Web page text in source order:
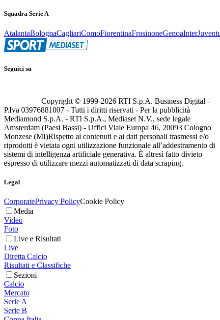
Squadra Serie A
AtalantaBolognaCagliariComoFiorentinaFrosinoneGenoaInter
Seguici su
Copyright © 1999-2026 RTI S.p.A. Business Digital -
P.Iva 03976881007 - Tutti i diritti riservati - Per la pubblicità
Mediamond S.p.A. - RTI S.p.A., Mediaset N.V., sede legale
Amsterdam (Paesi Bassi) - Uffici Viale Europa 46, 20093 Cologno
Monzese (MI)Rispetto ai contenuti e ai dati personali trasmessi e/o
riprodotti è vietata ogni utilizzazione funzionale all’addestramento di
sistemi di intelligenza artificiale generativa. È altresì fatto divieto
espresso di utilizzare mezzi automatizzati di data scraping.
Legal
CorporatePrivacy PolicyCookie Policy
Media
Video
Foto
Live e Risultati
Live
Diretta Calcio
Risultati e Classifiche
Sezioni
Calcio
Mercato
Serie A
Serie B